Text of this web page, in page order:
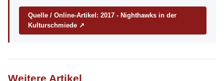
Quelle / Online-Artikel: 2017 - Nighthawks in der
Kulturschmiede ↗
Weitere Artikel